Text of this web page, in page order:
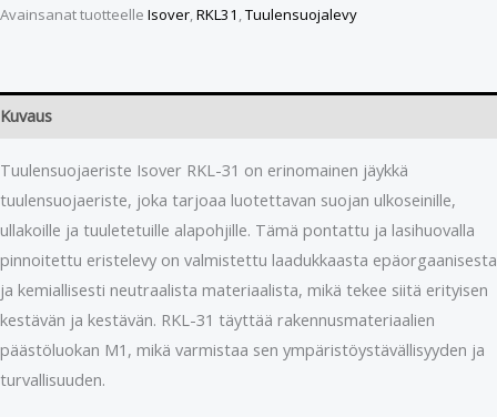
Avainsanat tuotteelle Isover,RKL31 ,Tuulensuojalevy
Kuvaus
Tuulensuojaeriste Isover RKL-31 on erinomainen jäykkä
tuulensuojaeriste, joka tarjoaa luotettavan suojan ulkoseinille,
ullakoille ja tuuletetuille alapohjille. Tämä pontattu ja lasihuovalla
pinnoitettu eristelevy on valmistettu laadukkaasta epäorgaanisesta
ja kemiallisesti neutraalista materiaalista, mikä tekee siitä erityisen
kestävän ja kestävän. RKL-31 täyttää rakennusmateriaalien
päästöluokan M1, mikä varmistaa sen ympäristöystävällisyyden ja
turvallisuuden.